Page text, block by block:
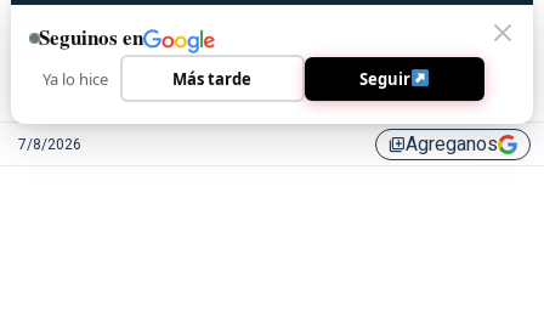
7/8/2026 library_addAgreganos
Seguinos en
Ya lo hice Más tarde Seguir